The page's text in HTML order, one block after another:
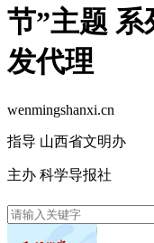
节”主题
发代理
wenmingshanxi.cn
指导 山西省文明办
主办 科学导报社